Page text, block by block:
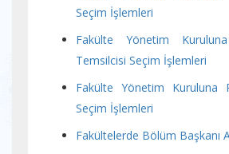
Seçim İşlemleri
Fakülte Yönetim
Temsilcisi Seçim İşlemleri
Fakülte Yönetim Kuruluna
Seçim İşlemleri
Fakültelerde Bölüm Başkanı